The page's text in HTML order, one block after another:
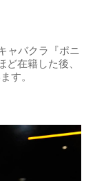
ャバクラ『ポニ
在籍した後、
す。